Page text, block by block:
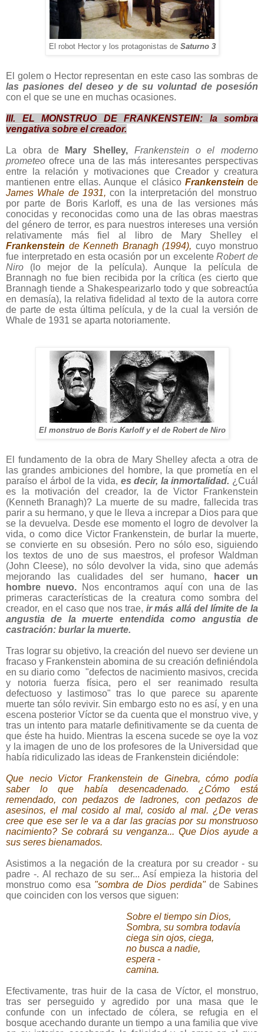
El robot Hector y los protagonistas de Saturno 3
El golem o Hector representan en este caso las sombras de
las pasiones del deseo y de su voluntad de posesión
con el que se une en muchas ocasiones.
III. EL MONSTRUO DE FRANKENSTEIN: la sombra
vengativa sobre el creador.
La obra de Mary Shelley, Frankenstein o el moderno
prometeo ofrece una de las más interesantes perspectivas
entre la relación y motivaciones que Creador y creatura
mantienen entre ellas. Aunque el clásico Frankensteinde
James Whale de 1931, con la interpretación del monstruo
por parte de Boris Karloff, es una de las versiones más
conocidas y reconocidas como una de las obras maestras
del género de terror, es para nuestros intereses una versión
relativamente más fiel al libro de Mary Shelley el
Frankenstein de Kenneth Branagh (1994), cuyo monstruo
fue interpretado en esta ocasión por un excelenteRobert de
Niro (lo mejor de la película).
Aunque la película de
Brannagh no fue bien recibida por la crítica (es cierto que
Brannagh tiende a Shakespearizarlo todo y que sobreactúa
en demasía), la relativa fidelidad al texto de la autora corre
de parte de esta última película, y de la cual la versión de
Whale de 1931 se aparta notoriamente.
El monstruo de Boris Karloff y el de Robert de Niro
El fundamento de la obra de Mary Shelley afecta a otra de
las grandes ambiciones del hombre, la que prometía en el
paraíso el árbol de la vida, es decir, la inmortalidad. ¿Cuál
es la motivación del creador, la de Victor Frankenstein
(Kenneth Branagh)? La muerte de su madre, fallecida tras
parir a su hermano, y que le lleva a increpar a Dios para que
se la devuelva. Desde ese momento el logro de devolver la
vida, o como dice Victor Frankenstein, de burlar la muerte,
se convierte en su obsesión. Pero no sólo eso, siguiendo
los textos de uno de sus maestros, el profesor Waldman
(John Cleese), no sólo devolver la vida, sino que además
mejorando las cualidades del ser humano,
hacer un
hombre nuevo.
Nos encontramos aquí con una de las
primeras características de la creatura como sombra del
creador, en el caso que nos trae, ir más allá del límite de la
angustia de la muerte entendida como angustia de
castración: burlar la muerte.
Tras lograr su objetivo, la creación del nuevo ser deviene un
fracaso y Frankenstein abomina de su creación definiéndola
en su diario como "defectos de nacimiento masivos, crecida
y notoria fuerza física, pero el ser reanimado resulta
defectuoso y lastimoso" tras lo que parece su aparente
muerte tan sólo revivir. Sin embargo esto no es así, y en una
escena posterior Víctor se da cuenta que el monstruo vive, y
tras un intento para matarle definitivamente se da cuenta de
que éste ha huido. Mientras la escena sucede se oye la voz
y la imagen de uno de los profesores de la Universidad que
había ridiculizado las ideas de Frankenstein diciéndole:
Que necio Victor Frankenstein de Ginebra, cómo podía
saber lo que había desencadenado. ¿Cómo está
remendado, con pedazos de ladrones, con pedazos de
asesinos, el mal cosido al mal, cosido al mal. ¿De veras
cree que ese ser le va a dar las gracias por su monstruoso
nacimiento? Se cobrará su venganza... Que Dios ayude a
sus seres bienamados.
Asistimos a la negación de la creatura por su creador - su
padre -. Al rechazo de su ser... Así empieza la historia del
monstruo como esa "sombra de Dios perdida"de Sabines
que coinciden con los versos que siguen:
Sobre el tiempo sin Dios,
Sombra, su sombra todavía
ciega sin ojos, ciega,
no busca a nadie,
espera -
camina.
Efectivamente, tras huir de la casa de Víctor, el monstruo,
tras ser perseguido y agredido por una masa que le
confunde con un infectado de cólera, se refugia en el
bosque acechando durante un tiempo a una familia que vive